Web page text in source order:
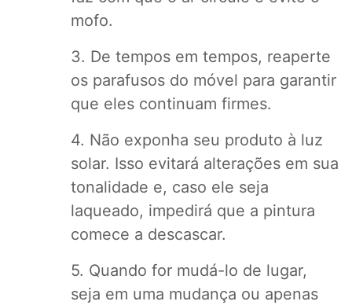
mofo.
3. De tempos em tempos, reaperte
os parafusos do móvel para garantir
que eles continuam firmes.
4. Não exponha seu produto à luz
solar. Isso evitará alterações em sua
tonalidade e, caso ele seja
laqueado, impedirá que a pintura
comece a descascar.
5. Quando for mudá-lo de lugar,
seja em uma mudança ou apenas